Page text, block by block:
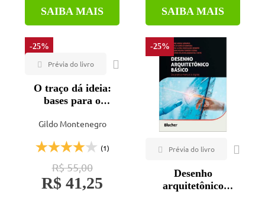
SAIBA MAIS SAIBA MAIS
-25%
O traço dá ideia:
bases para o
arquitetônico
Gildo Montenegro
(1)
R$ 55,00
R$ 41,25
-25%
Desenho
arquitetônico